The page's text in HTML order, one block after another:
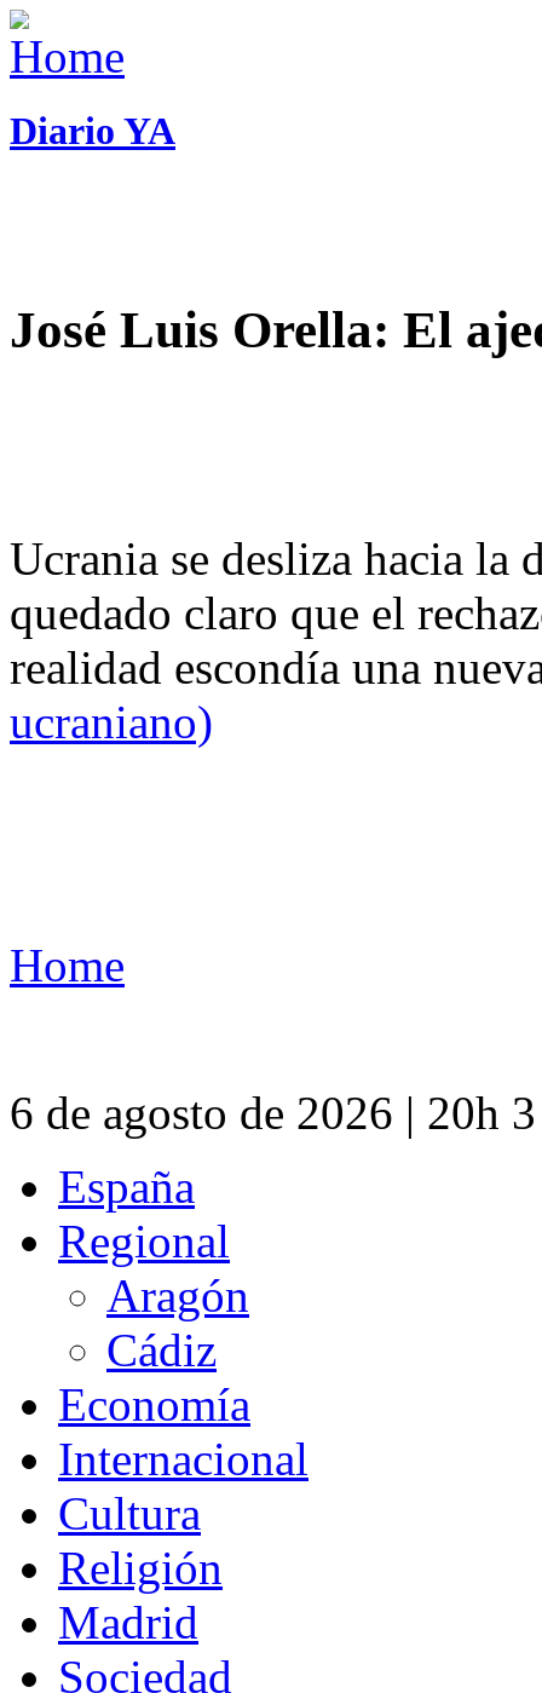
Diario YA
José Luis Orella: El
Ucrania se desliza hacia
quedado claro que el
realidad escondía una
ucraniano)
Home
6 de agosto de 2026 | 20h
España
Regional
Aragón
Cádiz
Economía
Internacional
Cultura
Religión
Madrid
Sociedad